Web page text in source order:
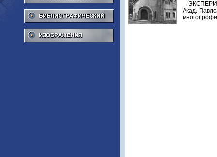
Библиографический
Изображения
Акад.